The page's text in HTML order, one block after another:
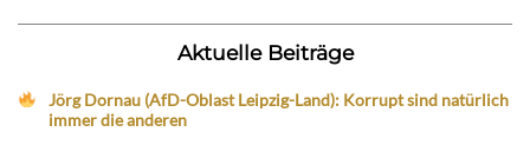
Aktuelle Beiträge
Jörg Dornau (AfD-Oblast Leipzig-Land): Korrupt sind natürlich
immer die anderen